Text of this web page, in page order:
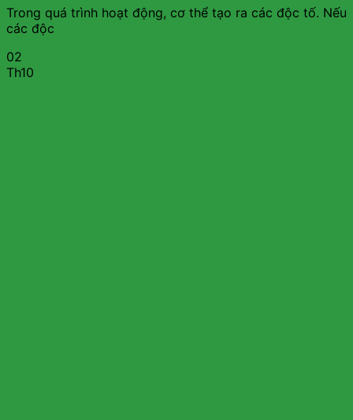
Trong quá trình hoạt động, cơ thể tạo ra các độc tố. Nếu
các độc
02
Th10